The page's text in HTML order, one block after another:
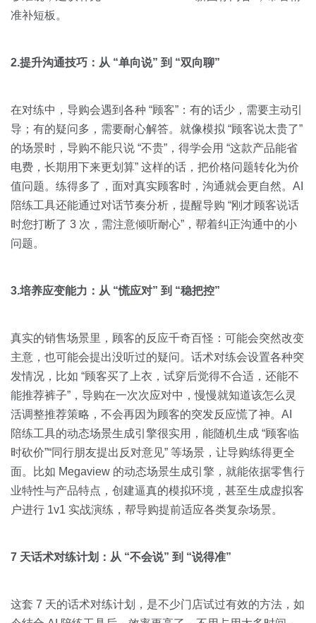
准补短板。
2.提升沟通技巧：从 “单向说” 到 “双向聊”
在对练中，导购会遇到各种 “顾客”：有的话少，需要主动引
导；有的疑问多，需要耐心解答。就像模拟 “顾客说太贵了”
的场景时，导购不能只说 “不贵”，得学会用 “这款产品能省
电费，长期用下来更划算” 这样的话，把价格问题转化为价
值问题。练得多了，面对真实顾客时，沟通就会更自然。AI
陪练工具还能通过对话节奏分析，提醒导购 “刚才顾客说话
时您打断了 3 次，需注意倾听耐心”，帮着纠正沟通中的小
问题。
3.培养应变能力：从 “慌应对” 到 “稳把控”
真实的销售场景里，顾客的反应千奇百怪：可能会突然改变
主意，也可能会提出没听过的疑问。话术对练会设置各种突
发情况，比如 “顾客买了上衣，试穿后觉得不合适，还能不
能推荐裤子”，导购在一次次应对中，慢慢就知道该怎么灵
活调整推荐策略，不会再因为顾客的突发反应慌了神。AI
陪练工具的动态场景生成引擎很实用，能随机生成 “顾客临
时砍价”“同行朋友提出反对意见” 等场景，让导购练得更全
面。比如 Megaview 的动态场景生成引擎，就能依据零售行
业特性与产品特点，创建逼真的模拟环境，甚至生成虚拟客
户进行 1v1 实战演练，帮导购提前适应各类复杂场景。
7 天话术对练计划：从 “不会说” 到 “说得准”
这套 7 天的话术对练计划，是不少门店试过有效的方法，如